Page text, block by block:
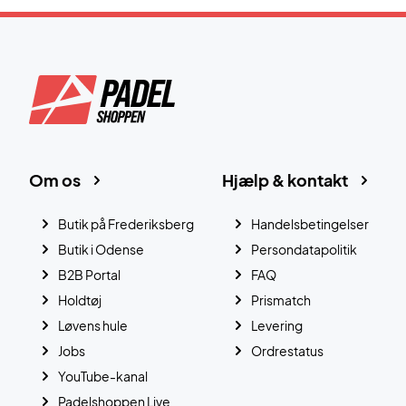
Hjælp & kontakt
Handelsbetingelser
Persondatapolitik
FAQ
Prismatch
Levering
Ordrestatus
Om os
Butik på Frederiksberg
Butik i Odense
B2B Portal
Holdtøj
Løvens hule
Jobs
YouTube-kanal
Padelshoppen Live